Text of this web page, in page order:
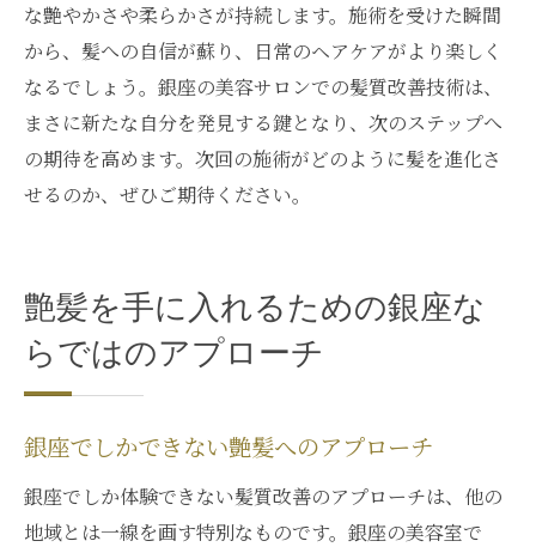
な艶やかさや柔らかさが持続します。施術を受けた瞬間
から、髪への自信が蘇り、日常のヘアケアがより楽しく
なるでしょう。銀座の美容サロンでの髪質改善技術は、
まさに新たな自分を発見する鍵となり、次のステップへ
の期待を高めます。次回の施術がどのように髪を進化さ
せるのか、ぜひご期待ください。
艶髪を手に入れるための銀座な
らではのアプローチ
銀座でしかできない艶髪へのアプローチ
銀座でしか体験できない髪質改善のアプローチは、他の
地域とは一線を画す特別なものです。銀座の美容室で